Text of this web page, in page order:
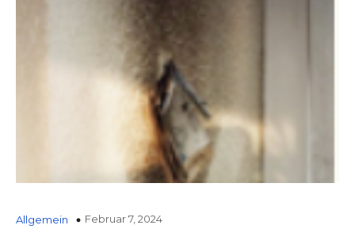
Allgemein Februar 7, 2024